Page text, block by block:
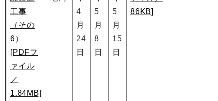
工事
（その
6）
[PDFフ
ァイル
／
1.84MB]
4
月
24
日
5
月
8
日
5
月
15
日
86KB]